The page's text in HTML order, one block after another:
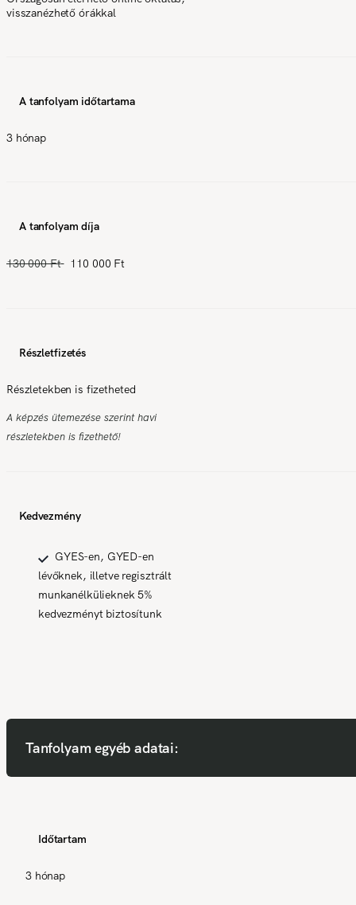
visszanézhető órákkal
A tanfolyam időtartama
3 hónap
A tanfolyam díja
130 000 Ft 110 000 Ft
Részletfizetés
Részletekben is fizetheted
A képzés ütemezése szerint havi
részletekben is fizethető!
Kedvezmény
GYES-en, GYED-en
lévőknek, illetve regisztrált
munkanélkülieknek 5%
kedvezményt biztosítunk
Tanfolyam egyéb adatai:
Időtartam
3 hónap